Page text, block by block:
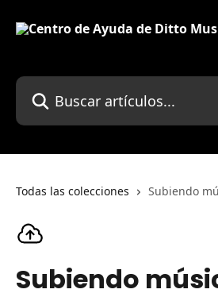
Buscar artículos...
Todas las colecciones Subiendo
Subiendo